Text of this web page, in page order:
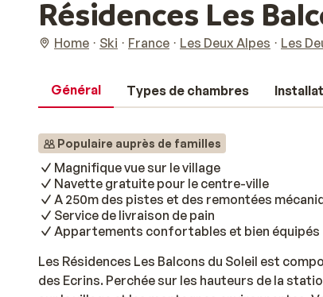
Résidences Les
Home Ski France Les Deux Alpes Les
Général Types de chambres
Populaire auprès de familles
Magnifique vue sur le village
Navette gratuite pour le centre-ville
A 250m des pistes et des remontées
Service de livraison de pain
Appartements confortables et bien équipés
Les Résidences Les Balcons du Soleil est
des Ecrins. Perchée sur les hauteurs de la